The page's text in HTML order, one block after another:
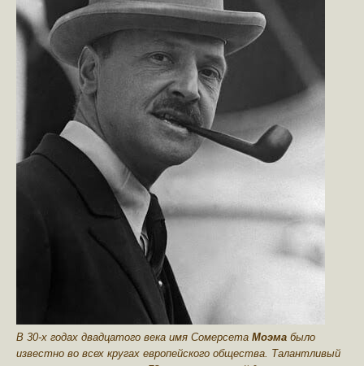
В 30-х годах двадцатого века имя Сомерсета Моэма было
известно во всех кругах европейского общества. Талантливый